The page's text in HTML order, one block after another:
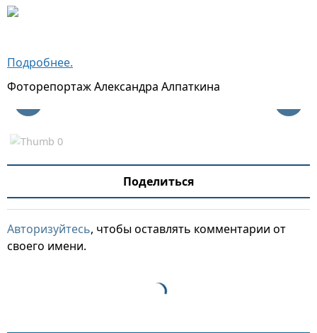
Подробнее.
Фоторепортаж Александра Алпаткина
Поделиться
Авторизуйтесь, чтобы оставлять комментарии от
своего имени.